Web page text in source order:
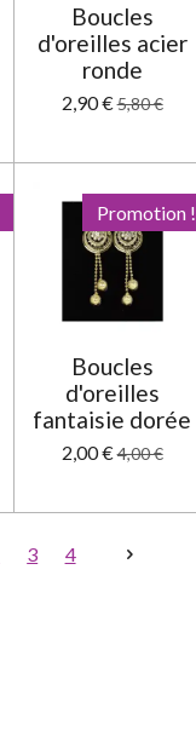
Boucles
d'oreilles acier
ronde
2,90 €5,80 €
Promotion !
Boucles
d'oreilles
fantaisie dorée
2,00 €4,00 €
3 4